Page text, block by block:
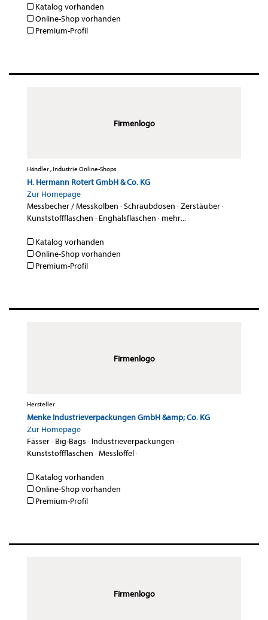
Katalog vorhanden
Online-Shop vorhanden
Premium-Profil
Firmenlogo
Händler , Industrie Online-Shops
H. Hermann Rotert GmbH & Co. KG
Zur Homepage
Messbecher / Messkolben ·Schraubdosen ·Zerstäuber·
Kunststoffflaschen · Enghalsflaschen · mehr...
Katalog vorhanden
Online-Shop vorhanden
Premium-Profil
Firmenlogo
Hersteller
Menke Industrieverpackungen GmbH &amp; Co. KG
Zur Homepage
Fässer· Big-Bags · Industrieverpackungen ·
Kunststoffflaschen ·Messlöffel·
Katalog vorhanden
Online-Shop vorhanden
Premium-Profil
Firmenlogo